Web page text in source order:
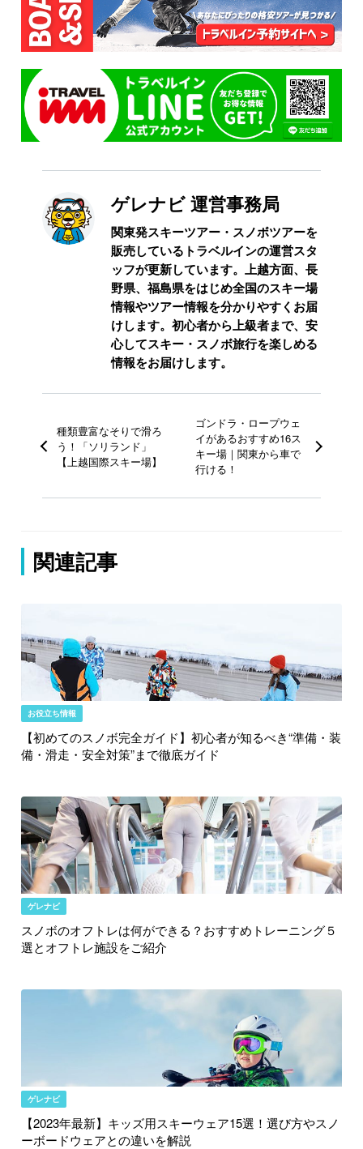
ゲレナビ 運営事務局
関東発スキーツアー・スノボツアーを
販売しているトラベルインの運営スタ
ッフが更新しています。上越方面、長
野県、福島県をはじめ全国のスキー場
情報やツアー情報を分かりやすくお届
けします。初心者から上級者まで、安
心してスキー・スノボ旅行を楽しめる
情報をお届けします。
種類豊富なそりで滑ろ
う！「ソリランド」
【上越国際スキー場】
ゴンドラ・ロープウェ
イがあるおすすめ16ス
キー場｜関東から車で
行ける！
関連記事
お役立ち情報
【初めてのスノボ完全ガイド】初心者が知るべき“準備・装
備・滑走・安全対策”まで徹底ガイド
ゲレナビ
スノボのオフトレは何ができる？おすすめトレーニング５
選とオフトレ施設をご紹介
ゲレナビ
【2023年最新】キッズ用スキーウェア15選！選び方やスノ
ーボードウェアとの違いを解説